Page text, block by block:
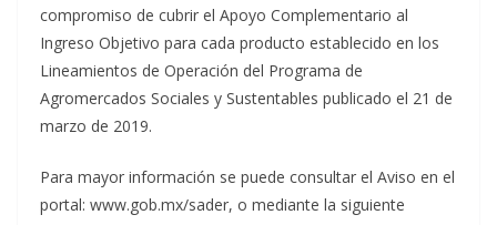
compromiso de cubrir el Apoyo Complementario al
Ingreso Objetivo para cada producto establecido en los
Lineamientos de Operación del Programa de
Agromercados Sociales y Sustentables publicado el 21 de
marzo de 2019.
Para mayor información se puede consultar el Aviso en el
portal: www.gob.mx/sader, o mediante la siguiente